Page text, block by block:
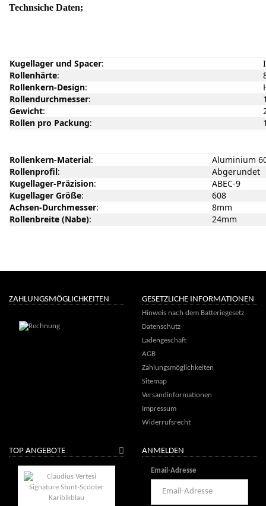
Technsiche Daten;
Kugellager und Spacer:
Rollenhärte:
Rollenkern-Design:
Rollendurchmesser:
Gewicht:
Rollen pro Packung:
Rollenkern-Material:
Aluminium
Rollenprofil:
Abgerundet
Kugellager-Präzision:
ABEC-9
Kugellager Größe:
608
Achsen-Durchmesser:
8mm
Rollenbreite (Nabe): 24mm
ZAHLUNGSMÖGLICHKEITEN GESETZLICHE INFORMATIONEN
Hinweis nach dem Batteriegesetz
Datenschutz
Ladengeschäft
AGB
Zahlungsmöglichkeiten
Sitemap
Versandinformationen
Impressum
Widerrufsrecht
TOP ANGEBOTE ANMELDEN
Email-Adresse